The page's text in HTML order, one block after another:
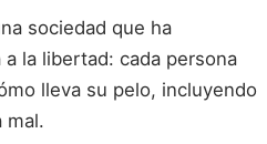
sociedad que ha
la libertad: cada persona
lleva su pelo, incluyendo
mal.